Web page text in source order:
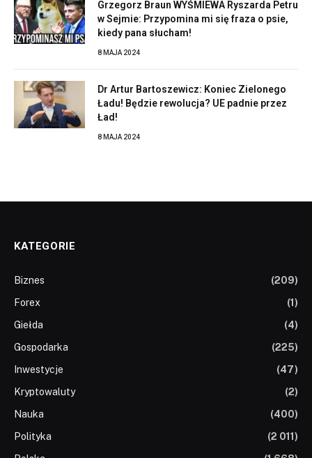
Grzegorz Braun WYŚMIEWA Ryszarda Petru
w Sejmie: Przypomina mi się fraza o psie,
kiedy pana słucham!
8 MAJA 2024
Dr Artur Bartoszewicz: Koniec Zielonego
Ładu! Będzie rewolucja? UE padnie przez
Ład!
8 MAJA 2024
KATEGORIE
Biznes
(209)
Forex
(1)
Giełda
(4)
Gospodarka
(225)
Inwestycje
(47)
Kryptowaluty
(2)
Nauka
(400)
Polityka
(2 011)